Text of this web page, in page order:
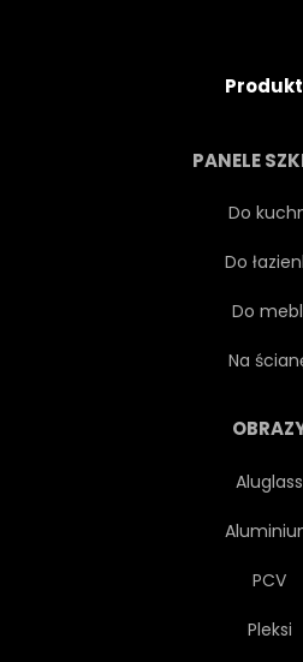
KATOLICYZM
PANELE
Do
Do
Do
Na
Aluglass
PCV
Pleksi